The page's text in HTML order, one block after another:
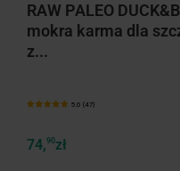
RAW PALEO
mokra karma dla
z...
5.0 (47)
74,90zł